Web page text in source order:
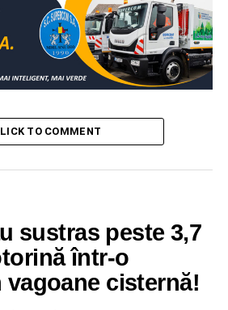
IALOMIŢA PETRECERI SOCIAL
oile omorâte de lupi
să ignore obligația de a
TO COMMENT
sustras peste 3,7
într-o
vagoane cisternă!